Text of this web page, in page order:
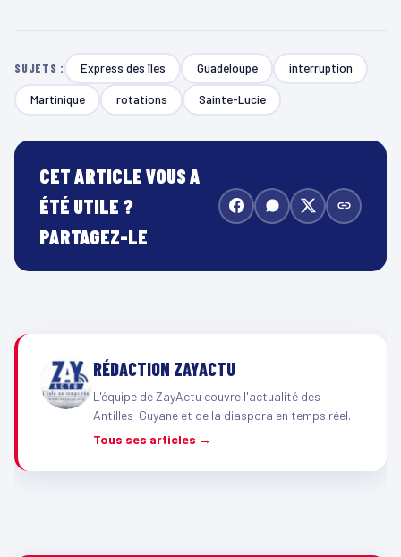
SUJETS : Express des îles Guadeloupe interruption
Martinique rotations Sainte-Lucie
CET ARTICLE VOUS A
ÉTÉ UTILE ?
PARTAGEZ-LE
RÉDACTION ZAYACTU
L'équipe de ZayActu couvre l'actualité des
Antilles-Guyane et de la diaspora en temps réel.
Tous ses articles →